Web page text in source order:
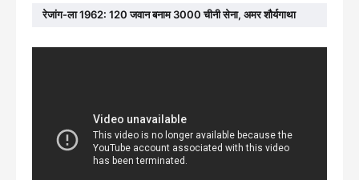
रेजांग-ला 1962: 120 जवान बनाम 3000 चीनी सेना, अमर शौर्यगाथा